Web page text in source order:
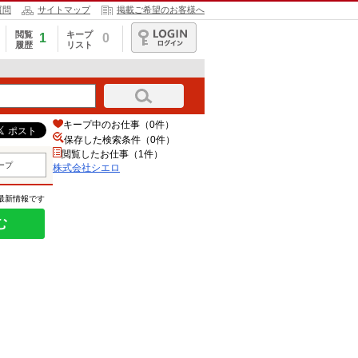
問 サイトマップ 掲載ご希望のお客様へ
閲覧
履歴
1
キープ
リスト
0
ログイン
プ
新情報です
キープ中のお仕事（0件）
保存した検索条件（0件）
閲覧したお仕事（1件）
株式会社シエロ